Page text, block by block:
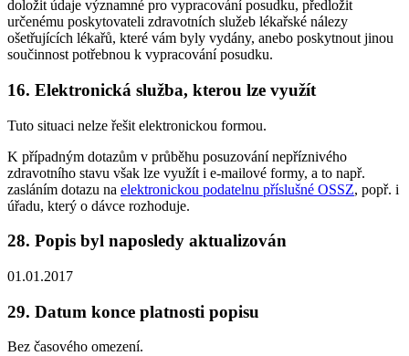
doložit údaje významné pro vypracování posudku, předložit
určenému poskytovateli zdravotních služeb lékařské nálezy
ošetřujících lékařů, které vám byly vydány, anebo poskytnout jinou
součinnost potřebnou k vypracování posudku.
16. Elektronická služba, kterou lze využít
Tuto situaci nelze řešit elektronickou formou.
K případným dotazům v průběhu posuzování nepříznivého
zdravotního stavu však lze využít i e-mailové formy, a to např.
zasláním dotazu na elektronickou podatelnu příslušné OSSZ, popř. i
úřadu, který o dávce rozhoduje.
28. Popis byl naposledy aktualizován
01.01.2017
29. Datum konce platnosti popisu
Bez časového omezení.